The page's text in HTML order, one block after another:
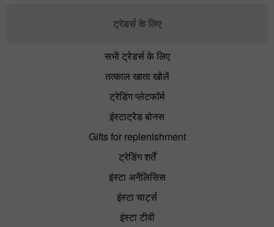
ट्रेडर्स के लिए
सभी ट्रेडर्स के लिए
तत्काल खाता खोलें
ट्रेडिंग प्लेटफॉर्म
इंस्टाट्रेड बोनस
Gifts for replenishment
ट्रेडिंग शर्तें
इंस्टा अनैलिसिस
इंस्टा चार्ट्स
इंस्टा टीवी